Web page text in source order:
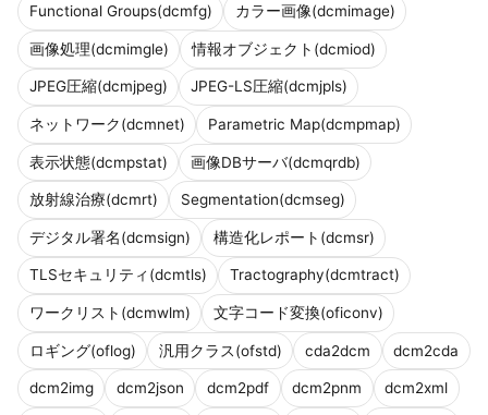
Functional Groups(dcmfg) カラー画像(dcmimage)
画像処理(dcmimgle) 情報オブジェクト(dcmiod)
JPEG圧縮(dcmjpeg) JPEG-LS圧縮(dcmjpls)
ネットワーク(dcmnet) Parametric Map(dcmpmap)
表示状態(dcmpstat) 画像DBサーバ(dcmqrdb)
放射線治療(dcmrt) Segmentation(dcmseg)
デジタル署名(dcmsign) 構造化レポート(dcmsr)
TLSセキュリティ(dcmtls) Tractography(dcmtract)
ワークリスト(dcmwlm) 文字コード変換(oficonv)
ロギング(oflog) 汎用クラス(ofstd) cda2dcm dcm2cda
dcm2img dcm2json dcm2pdf dcm2pnm dcm2xml